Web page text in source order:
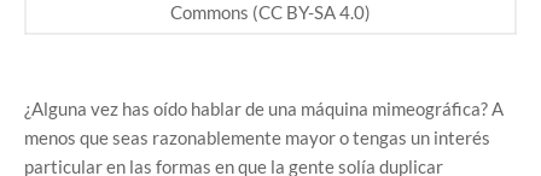
Commons (CC BY-SA 4.0)
¿Alguna vez has oído hablar de una máquina mimeográfica? A
menos que seas razonablemente mayor o tengas un interés
particular en las formas en que la gente solía duplicar